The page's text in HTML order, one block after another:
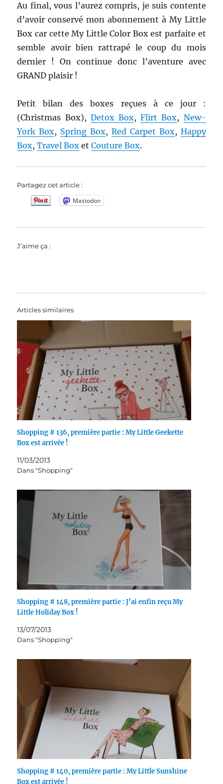
Au final, vous l’aurez compris, je suis contente
d’avoir conservé mon abonnement à My Little
Box car cette My Little Color Box est parfaite et
semble avoir bien rattrapé le coup du mois
dernier ! On continue donc l’aventure avec
GRAND plaisir !
Petit bilan des boxes reçues à ce jour :
(Christmas Box), Detox Box,Flirt Box, New-
York Box, Spring Box, Red Carpet Box, Happy
Box,Travel Box etCouture Box.
Partagez cet article :
Mastodon
J’aime ça :
Articles similaires
Shopping # 136, première partie : My Little Geekette
Box est arrivée !
11/03/2013
Dans "Shopping"
Shopping # 148, première partie : J’ai enfin reçu My
Little Holiday Box !
13/07/2013
Dans "Shopping"
Shopping # 140, première partie : My Little Sunshine
Box est arrivée !